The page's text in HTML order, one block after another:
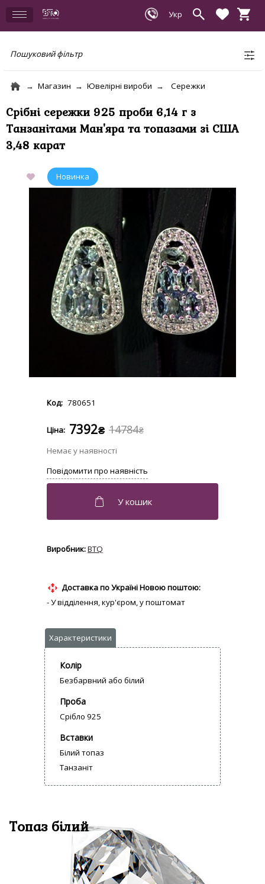
Пошуковий фільтр
Магазин Ювелірні вироби Сережки
Срібні сережки 925 проби 6,14 г з
Танзанітами Ман'яра та топазами зі США
3,48 карат
780651
14784₴
7392₴
BTQ
Доставка по Україні Новою поштою:
- У відділення, кур'єром, у поштомат
Колір
Безбарвний або білий
Проба
Срібло 925
Вставки
Білий топаз
Танзаніт
Топаз білий